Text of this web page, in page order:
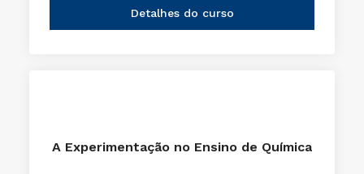
Detalhes do curso
A Experimentação no Ensino de Química